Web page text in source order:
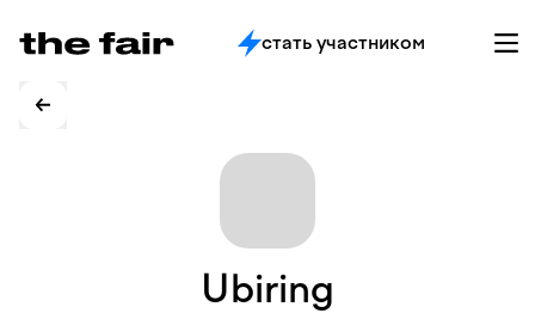
стать участником
Ubiring